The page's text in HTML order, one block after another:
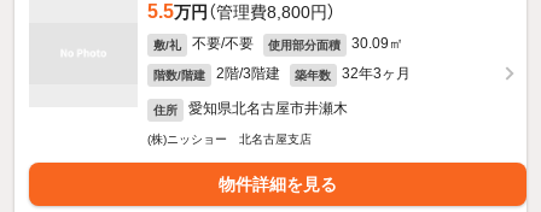
5.5万円 （管理費8,800円）
敷/礼 不要/不要 使用部分面積 30.09㎡
階数/階建 2階/3階建 築年数 32年3ヶ月
住所 愛知県北名古屋市井瀬木
(株)ニッショー 北名古屋支店
物件詳細を見る